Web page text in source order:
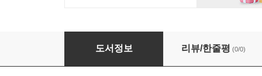
행운의 갈림길 1 2 3번 세트 (전3권)
도서정보 리뷰/한줄평 (0/0)